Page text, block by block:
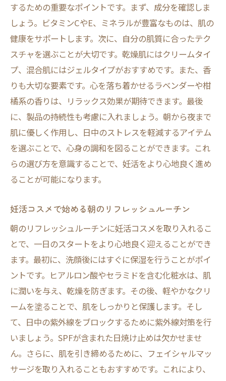
日常生活に取り入れるべき妊活コスメ
心身の健康を保つためのコスメ選定法
心安らぐ妊活コスメの活用法日々のルーチンで
実感する変化
日々のルーチンに妊活コスメを取り入れる
方法
心安らぐ妊活コスメで得られるリラクゼー
ション効果
変化を実感するための妊活コスメ活用法
妊活コスメで心を癒すリフレッシュ時間の
作り方
妊活コスメで心と体を癒す手順
妊活とスキンケアの新常識コスメで内外からサ
ポート
妊活におけるスキンケアの新しい考え方
心と体をサポートするためのコスメ選び
妊活コスメがもたらす内外の健康効果
スキンケアと妊活の相乗効果を高める方法
妊活におけるスキンケアの役割とその重要
性
コスメで内外の健康を保つためのガイド
するための重要なポイントです。まず、成分を確認しま
しょう。ビタミンCやE、ミネラルが豊富なものは、肌の
健康をサポートします。次に、自分の肌質に合ったテク
スチャを選ぶことが大切です。乾燥肌にはクリームタイ
プ、混合肌にはジェルタイプがおすすめです。また、香
りも大切な要素です。心を落ち着かせるラベンダーや柑
橘系の香りは、リラックス効果が期待できます。最後
に、製品の持続性も考慮に入れましょう。朝から夜まで
肌に優しく作用し、日中のストレスを軽減するアイテム
を選ぶことで、心身の調和を図ることができます。これ
らの選び方を意識することで、妊活をより心地良く進め
ることが可能になります。
妊活コスメで始める朝のリフレッシュルーチン
朝のリフレッシュルーチンに妊活コスメを取り入れるこ
とで、一日のスタートをより心地良く迎えることができ
ます。最初に、洗顔後にはすぐに保湿を行うことがポイ
ントです。ヒアルロン酸やセラミドを含む化粧水は、肌
に潤いを与え、乾燥を防ぎます。その後、軽やかなクリ
ームを塗ることで、肌をしっかりと保護します。そし
て、日中の紫外線をブロックするために紫外線対策を行
いましょう。SPFが含まれた日焼け止めは欠かせませ
ん。さらに、肌を引き締めるために、フェイシャルマッ
サージを取り入れることもおすすめです。これにより、